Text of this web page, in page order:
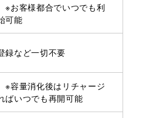
お客様都合でいつでも利
可能
録など一切不要
容量消化後はリチャージ
ばいつでも再開可能